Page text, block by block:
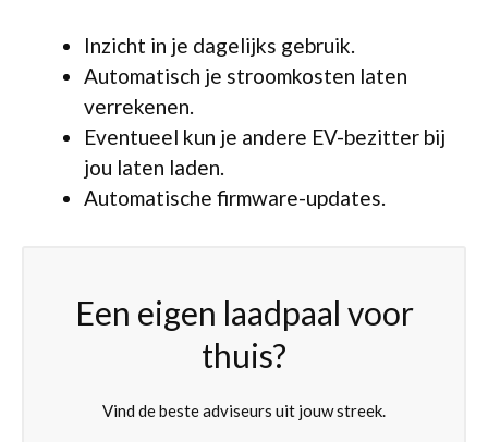
Inzicht in je dagelijks gebruik.
Automatisch je stroomkosten laten
verrekenen.
Eventueel kun je andere EV-bezitter bij
jou laten laden.
Automatische firmware-updates.
Een eigen laadpaal voor
thuis?
Vind de beste adviseurs uit jouw streek.